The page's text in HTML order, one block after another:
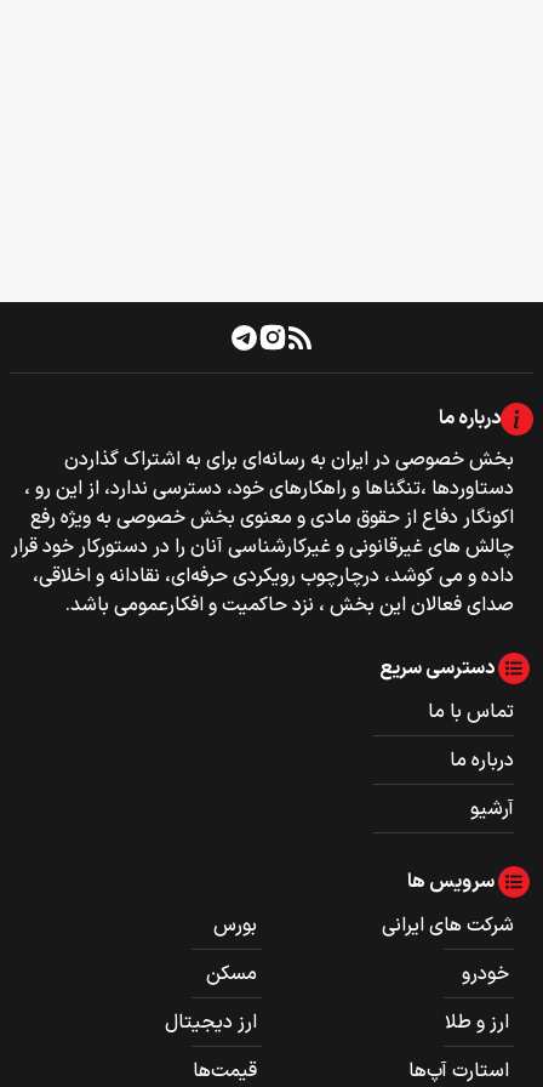
درباره ما
بخش خصوصی‌‌ در ایران به رسانه‌ای برای به اشتراک گذاردن
دستاوردها ،تنگناها و راهکارهای خود، دسترسی ندارد، از این رو ،
اکونگار دفاع از حقوق مادی و معنوی بخش خصوصی به ویژه رفع
چالش های غیرقانونی و غیرکارشناسی آنان را در دستورکار خود قرار
داده و می کوشد، درچارچوب رویکردی حرفه‌ای، نقادانه و اخلاقی،
صدای فعالان این بخش ، نزد حاکمیت و افکارعمومی باشد.
دسترسی سریع
تماس با ما
درباره ما
آرشیو
سرویس ها
شرکت های ایرانی
بورس
خودرو
مسکن
ارز و طلا
ارز دیجیتال
استارت آپ‌ها
قیمت‌ها